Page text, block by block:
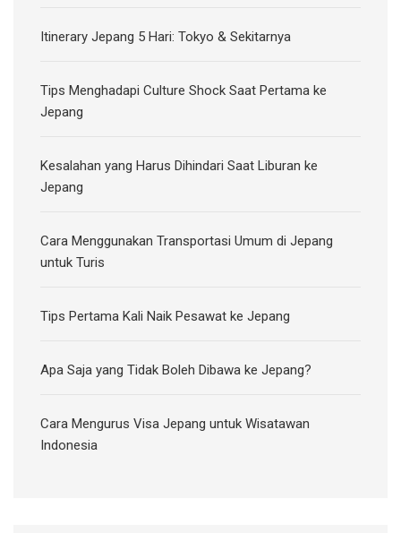
Itinerary Jepang 5 Hari: Tokyo & Sekitarnya
Tips Menghadapi Culture Shock Saat Pertama ke
Jepang
Kesalahan yang Harus Dihindari Saat Liburan ke
Jepang
Cara Menggunakan Transportasi Umum di Jepang
untuk Turis
Tips Pertama Kali Naik Pesawat ke Jepang
Apa Saja yang Tidak Boleh Dibawa ke Jepang?
Cara Mengurus Visa Jepang untuk Wisatawan
Indonesia